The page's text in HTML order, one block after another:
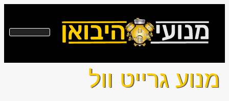
מנוע גרייט וול